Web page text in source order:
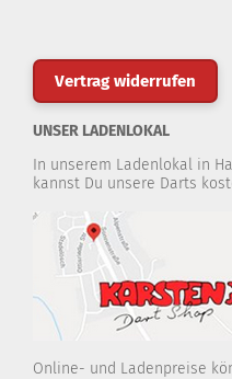
Vertrag widerrufen
UNSER LADENLOKAL
In unserem Ladenlokal in
kannst Du unsere Darts
Online- und Ladenpreise